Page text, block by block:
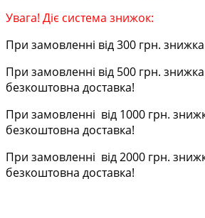
Увага! Діє система знижок:
При замовленні від 300 грн.
При замовленні від 500 грн.
безкоштовна доставка!
При замовленні від 1000 грн.
безкоштовна доставка!
При замовленні від 2000 грн.
безкоштовна доставка!